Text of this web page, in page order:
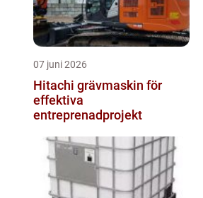
07 juni 2026
Hitachi grävmaskin för
effektiva
entreprenadprojekt